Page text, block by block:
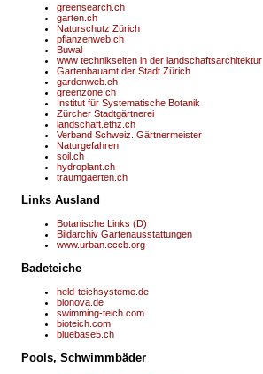
greensearch.ch
garten.ch
Naturschutz Zürich
pflanzenweb.ch
Buwal
www technikseiten in der landschaftsarchitektur
Gartenbauamt der Stadt Zürich
gardenweb.ch
greenzone.ch
Institut für Systematische Botanik
Zürcher Stadtgärtnerei
landschaft.ethz.ch
Verband Schweiz. Gärtnermeister
Naturgefahren
soil.ch
hydroplant.ch
traumgaerten.ch
Links Ausland
Botanische Links (D)
Bildarchiv Gartenausstattungen
www.urban.cccb.org
Badeteiche
held-teichsysteme.de
bionova.de
swimming-teich.com
bioteich.com
bluebase5.ch
Pools, Schwimmbäder